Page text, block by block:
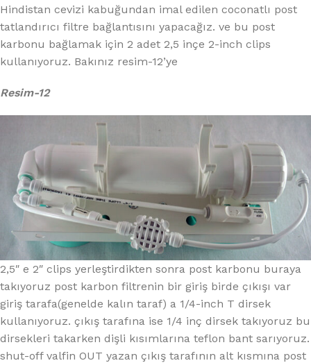
Hindistan cevizi kabuğundan imal edilen coconatlı post
tatlandırıcı filtre bağlantısını yapacağız. ve bu post
karbonu bağlamak için 2 adet 2,5 inçe 2-inch clips
kullanıyoruz. Bakınız resim-12’ye
Resim-12
2,5″ e 2″ clips yerleştirdikten sonra post karbonu buraya
takıyoruz post karbon filtrenin bir giriş birde çıkışı var
giriş tarafa(genelde kalın taraf) a 1/4-inch T dirsek
kullanıyoruz. çıkış tarafına ise 1/4 inç dirsek takıyoruz bu
dirsekleri takarken dişli kısımlarına teflon bant sarıyoruz.
shut-off valfin OUT yazan çıkış tarafının alt kısmına post